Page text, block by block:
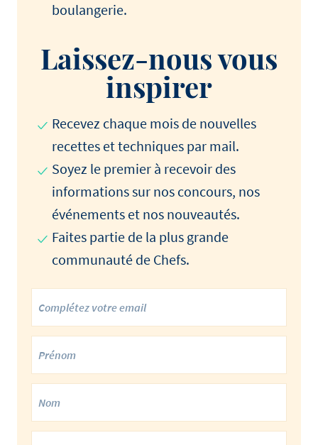
boulangerie.
Laissez-nous vous
inspirer
Recevez chaque mois de nouvelles
recettes et techniques par mail.
Soyez le premier à recevoir des
informations sur nos concours, nos
événements et nos nouveautés.
Faites partie de la plus grande
communauté de Chefs.